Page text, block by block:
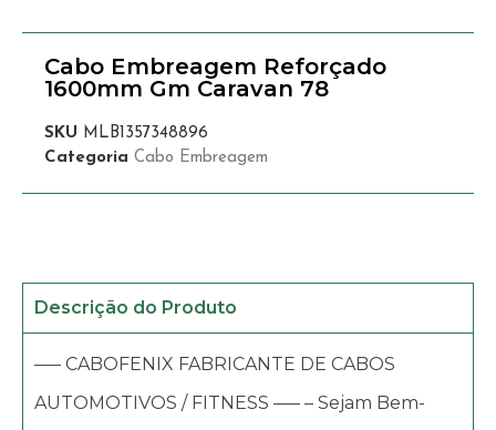
Cabo Embreagem Reforçado
1600mm Gm Caravan 78
SKU MLB1357348896
Categoria Cabo Embreagem
Descrição do Produto
—– CABOFENIX FABRICANTE DE CABOS
AUTOMOTIVOS / FITNESS —– – Sejam Bem-